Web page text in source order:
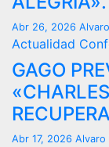
Abr 26, 2026
Actualidad
GAGO
Abr 17, 2026 Alvaro